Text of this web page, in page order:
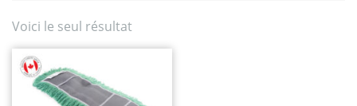
Chariots, diables, seaux et bacs
Balais de maïs et balais droit
Plumeaux/Époussetage/Essuyage
Vadrouilles sèches
Vadrouille Astrolène
Voici le seul résultat